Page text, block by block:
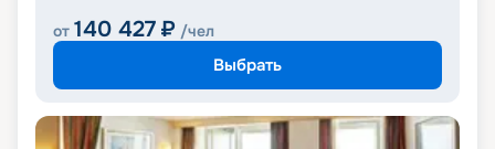
от 140 427 ₽ /чел
Выбрать